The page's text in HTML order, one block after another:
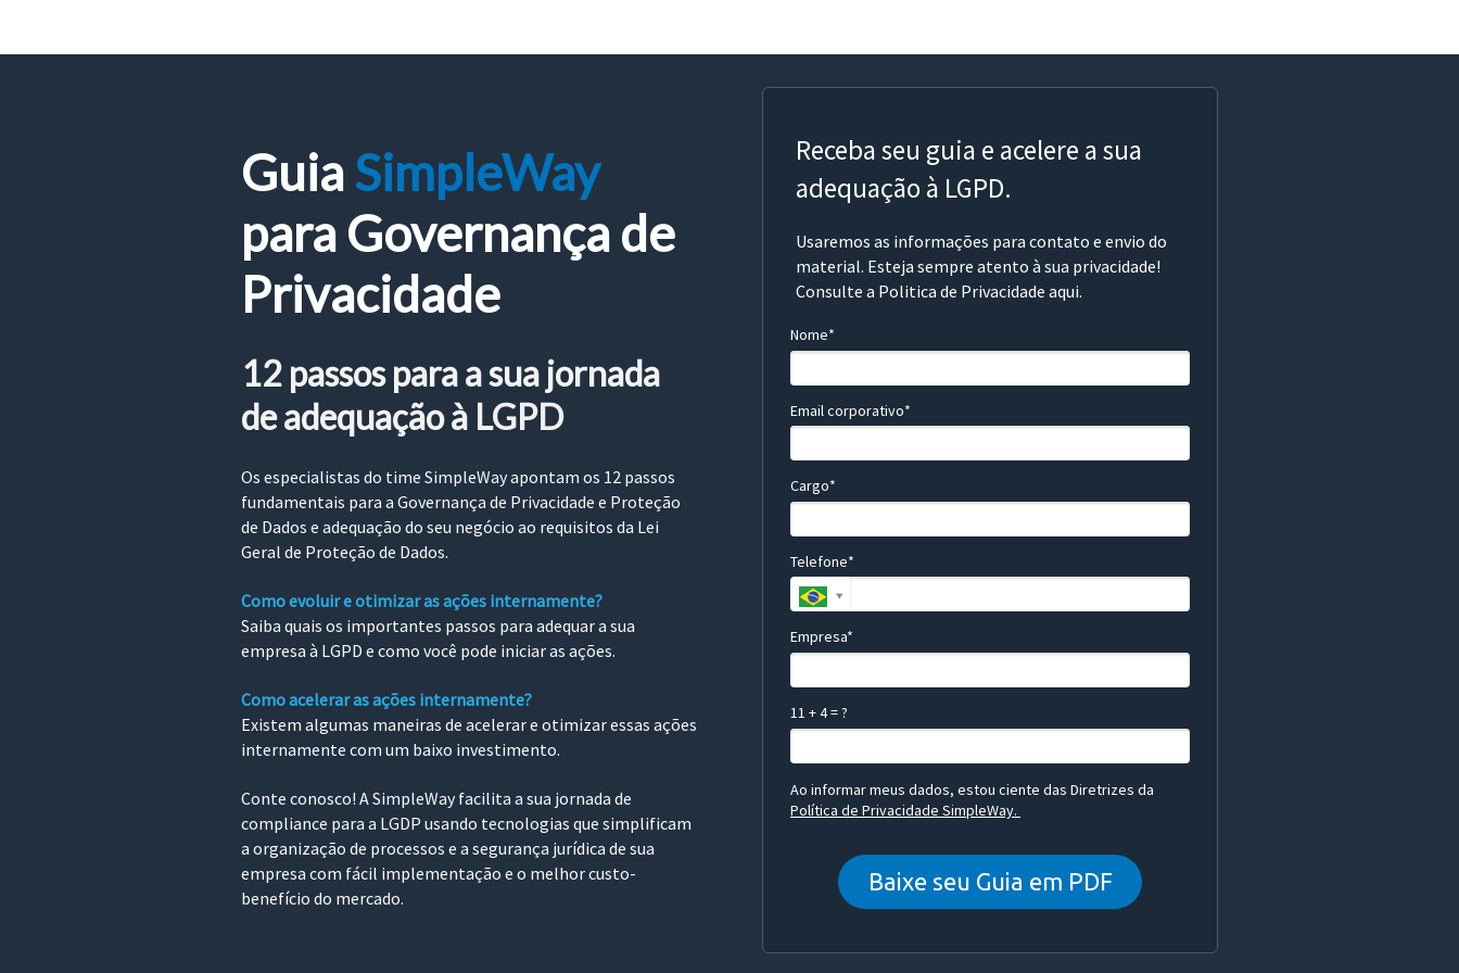
GuiaSimpleWay
para Governança de
Privacidade
12 passos para a sua jornada
de adequação à LGPD
Os especialistas do time SimpleWay apontam os 12 passos
fundamentais para a Governança de Privacidade e Proteção
de Dados e adequação do seu negócio ao requisitos da Lei
Geral de Proteção de Dados.
Como evoluir e otimizar as ações internamente?
Saiba quais os importantes passos para adequar a sua
empresa à LGPD e como você pode iniciar as ações.
Como acelerar as ações internamente?
Existem algumas maneiras de acelerar e otimizar essas ações
internamente com um baixo investimento.
Conte conosco! A SimpleWay facilita a sua jornada de
compliance para a LGDP usando tecnologias que simplificam
a organização de processos e a segurança jurídica de sua
empresa com fácil implementação e o melhor custo-
benefício do mercado.
Receba seu guia e acelere a sua
adequação à LGPD.
Usaremos as informações para contato e envio do
material. Esteja sempre atento à sua privacidade!
Consulte a Politica de Privacidade aqui.
Nome*
Email corporativo*
Cargo*
Telefone*
Empresa*
11 + 4 = ?
Ao informar meus dados, estou ciente das Diretrizes da
Política de Privacidade SimpleWay.
Baixe seu Guia em PDF